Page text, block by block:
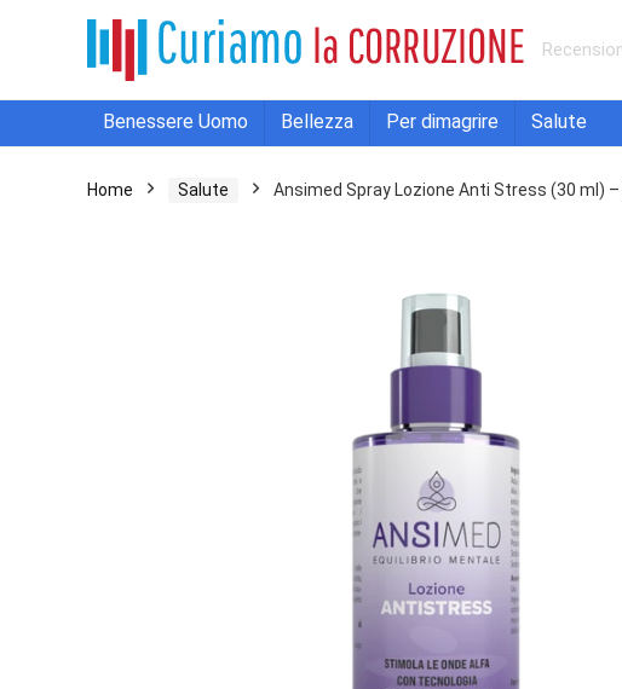
Benessere Uomo Bellezza Per dimagrire Salute
Home Salute Ansimed Spray Lozione Anti Stress (30 ml)